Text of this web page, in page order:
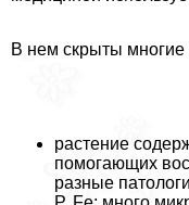
В нем скрыты многие
растение
помогающих
разные